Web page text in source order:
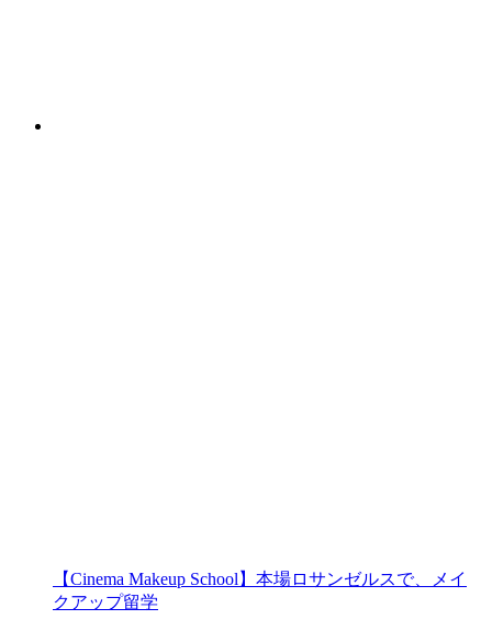
【Cinema Makeup School】本場ロサンゼルスで、メイ
クアップ留学